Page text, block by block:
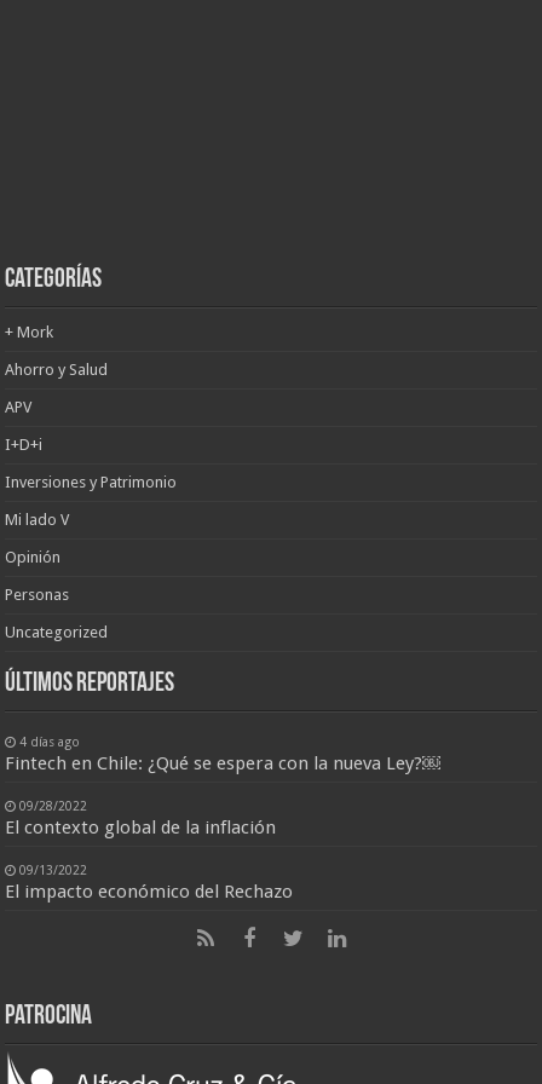
Categorías
+ Mork
Ahorro y Salud
APV
I+D+i
Inversiones y Patrimonio
Mi lado V
Opinión
Personas
Uncategorized
últimos reportajes
4 días ago
Fintech en Chile: ¿Qué se espera con la nueva Ley?￼
09/28/2022
El contexto global de la inflación
09/13/2022
El impacto económico del Rechazo
Patrocina